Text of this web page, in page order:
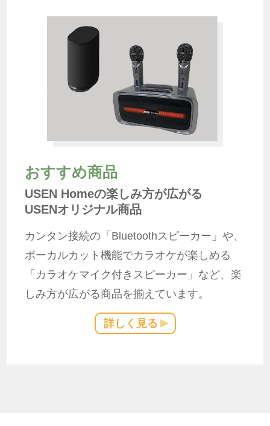
おすすめ商品
USEN Homeの楽しみ方が広がる
USENオリジナル商品
カンタン接続の「Bluetoothスピーカー」や、
ボーカルカット機能でカラオケが楽しめる
「カラオケマイク付きスピーカー」など、楽
しみ方が広がる商品を揃えています。
詳しく見る